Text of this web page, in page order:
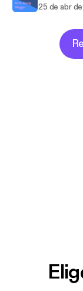
25 de abr